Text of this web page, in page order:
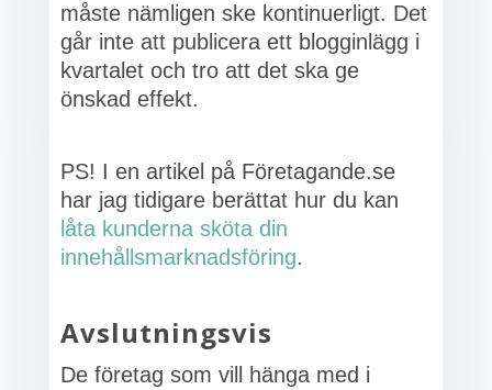
måste nämligen ske kontinuerligt. Det
går inte att publicera ett blogginlägg i
kvartalet och tro att det ska ge
önskad effekt.
PS! I en artikel på Företagande.se
har jag tidigare berättat hur du kan
låta kunderna sköta din
innehållsmarknadsföring.
Avslutningsvis
De företag som vill hänga med i